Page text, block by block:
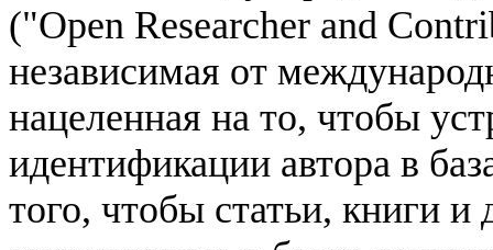
("Open Researcher and
независимая от
нацеленная на то, чтобы
идентификации автора в
того, чтобы статьи, книги